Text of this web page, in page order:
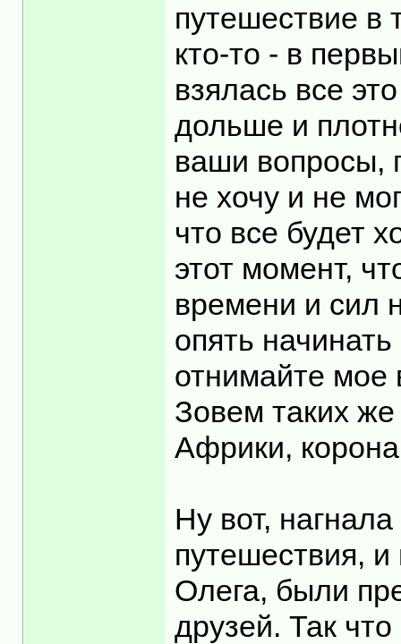
путешествие в
кто-то - в
взялась все
дольше и
ваши вопросы,
не хочу и не
что все будет
этот момент,
времени и сил
опять
отнимайте мое
Зовем таких
Африки,
Ну вот,
путешествия,
Олега, были
друзей. Так